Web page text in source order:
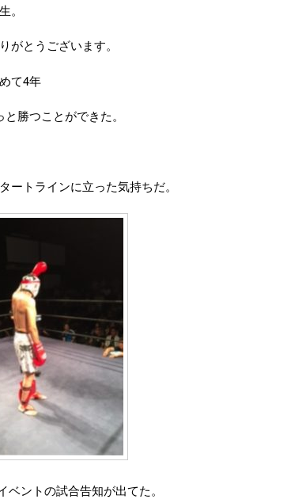
。
がとうございます。
て4年
勝つことができた。
ートラインに立った気持ちだ。
ベントの試合告知が出てた。